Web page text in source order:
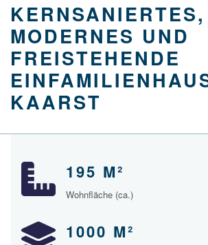
KERNSANIERTES,
MODERNES UND
FREISTEHENDE
KAARST
195 M²
Wohnfläche (ca.)
1000 M²